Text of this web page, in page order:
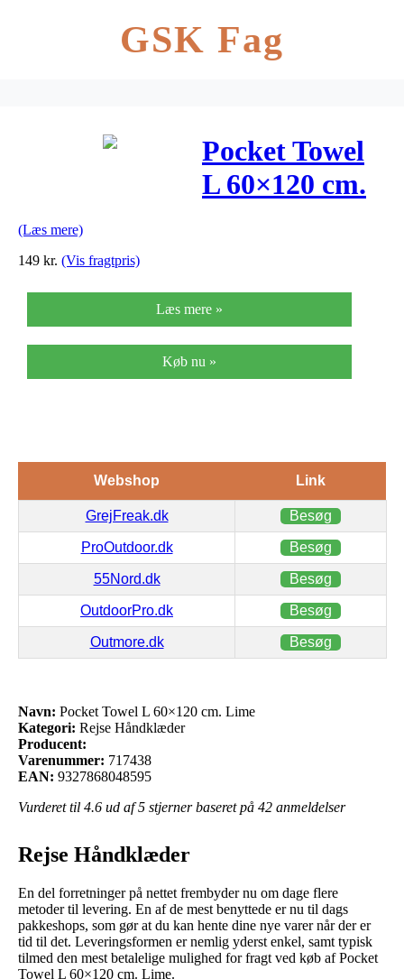
GSK Fag
Pocket Towel
L 60×120 cm.
(Læs mere)
149 kr. (Vis fragtpris)
Læs mere »
Køb nu »
Webshop Link
GrejFreak.dk Besøg
ProOutdoor.dk Besøg
55Nord.dk Besøg
OutdoorPro.dk Besøg
Outmore.dk Besøg
Navn: Pocket Towel L 60×120 cm. Lime
Kategori: Rejse Håndklæder
Producent:
Varenummer: 717438
EAN: 9327868048595
Vurderet til 4.6 ud af 5 stjerner baseret på 42 anmeldelser
Rejse Håndklæder
En del forretninger på nettet frembyder nu om dage flere
metoder til levering. En af de mest benyttede er nu til dags
pakkeshops, som gør at du kan hente dine nye varer når der er
tid til det. Leveringsformen er nemlig yderst enkel, samt typisk
tilmed den mest betalelige mulighed for fragt ved køb af Pocket
Towel L 60×120 cm. Lime.